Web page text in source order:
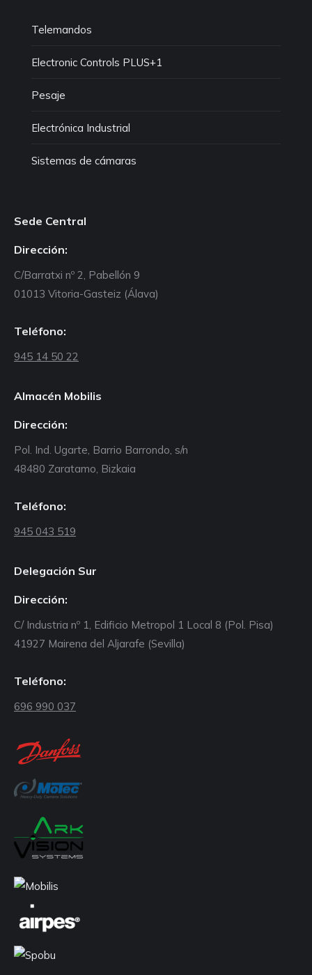
Telemandos
Electronic Controls PLUS+1
Pesaje
Electrónica Industrial
Sistemas de cámaras
Sede Central
Dirección:
C/Barratxi nº 2, Pabellón 9
01013 Vitoria-Gasteiz (Álava)
Teléfono:
945 14 50 22
Almacén Mobilis
Dirección:
Pol. Ind. Ugarte, Barrio Barrondo, s/n
48480 Zaratamo, Bizkaia
Teléfono:
945 043 519
Delegación Sur
Dirección:
C/ Industria nº 1, Edificio Metropol 1 Local 8 (Pol. Pisa)
41927 Mairena del Aljarafe (Sevilla)
Teléfono:
696 990 037